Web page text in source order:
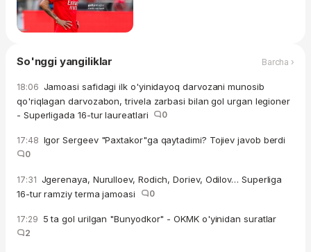
So'nggi yangiliklar Barcha ›
18:06 Jamoasi safidagi ilk o'yinidayoq darvozani munosib
qo'riqlagan darvozabon, trivela zarbasi bilan gol urgan legioner
- Superligada 16-tur laureatlari
0
17:48 Igor Sergeev "Paxtakor"ga qaytadimi? Tojiev javob berdi
0
17:31 Jgerenaya, Nurulloev, Rodich, Doriev, Odilov… Superliga
16-tur ramziy terma jamoasi
0
17:29 5 ta gol urilgan "Bunyodkor" - OKMK o'yinidan suratlar
2